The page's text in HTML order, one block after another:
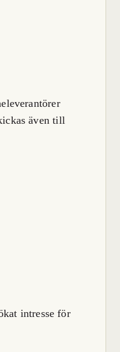
även till
intresse för